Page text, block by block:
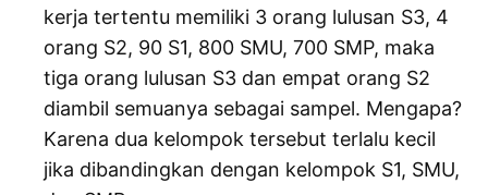
kerja tertentu memiliki 3 orang lulusan S3, 4
orang S2, 90 S1, 800 SMU, 700 SMP, maka
tiga orang lulusan S3 dan empat orang S2
diambil semuanya sebagai sampel. Mengapa?
Karena dua kelompok tersebut terlalu kecil
jika dibandingkan dengan kelompok S1, SMU,